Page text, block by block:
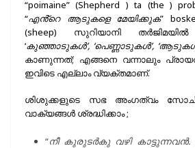
“poimaine” (Shepherd ) ta (the )
“എൻ്റെ ആടുകളെ മേയിക്കുക”
(sheep) സുറിയാനി
‘കുഞ്ഞാടുകൾ’, ‘പെണ്ണാടുകൾ’,
കാണുന്നത്; എങ്ങനെ വന്നാലും
ഇവിടെ എല്ലാം വ്യക്‌തമാണ്‌.
ശിശുക്കളുടെ സഭ അംഗത്വം
വാക്യങ്ങൾ ശ്രദ്ധിക്കാം ;
“നീ കുരുടർകു വഴി കാട്ടുന്നവൻ.